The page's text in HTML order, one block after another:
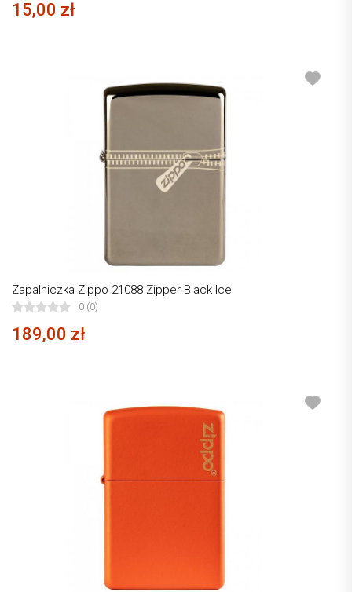
15,00 zł
Zapalniczka Zippo 21088 Zipper Black Ice
0 (0)
189,00 zł